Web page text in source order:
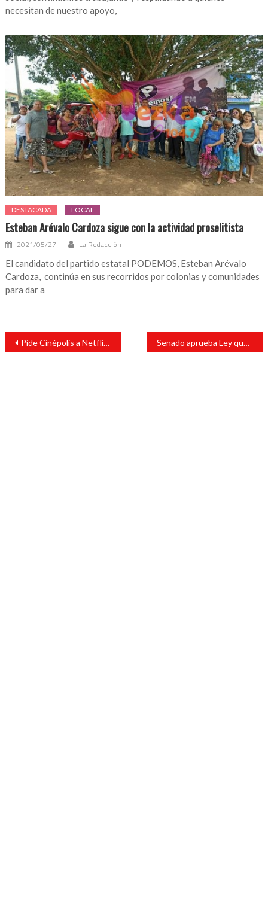
necesitan de nuestro apoyo,
DESTACADA LOCAL
Esteban Arévalo Cardoza sigue con la actividad proselitista
2021/05/27 La Redacción
El candidato del partido estatal PODEMOS, Esteban Arévalo
Cardoza, continúa en sus recorridos por colonias y comunidades
para dar a
Navegación
entradas
Pide Cinépolis a Netflix posponer estreno de ‘Roma’ Senado aprueba Ley que contempla creación de ‘superdelegados’